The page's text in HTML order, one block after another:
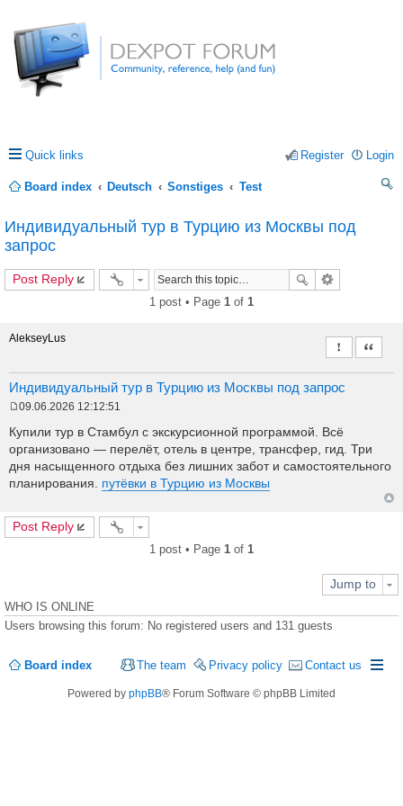
Quick links Login
Register
Board index Deutsch Sonstiges
Test
Индивидуальный тур в Турцию из Москвы под
запрос
Post Reply
1 post • Page 1 of 1
AlekseyLus
Индивидуальный тур в Турцию из Москвы под запрос
Report this
Quote
o
s
t
09.06.2026 12:12:51
Купили тур в Стамбул с экскурсионной программой. Всё
организовано — перелёт, отель в центре, трансфер, гид. Три
дня насыщенного отдыха без лишних забот и самостоятельного
планирования. путёвки в Турцию из Москвы
Post Reply
1 post • Page 1 of 1
Jump to
WHO IS ONLINE
Users browsing this forum: No registered users and 131 guests
Board index Contact us
Privacy policy
The team
Powered by phpBB® Forum Software © phpBB Limited